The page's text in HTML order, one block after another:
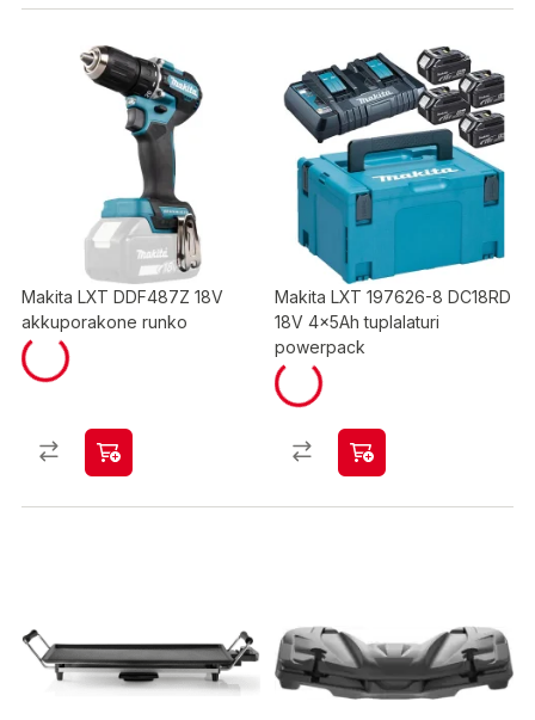
Makita LXT DDF487Z 18V
akkuporakone runko
Makita LXT 197626-8 DC18RD
18V 4x5Ah tuplalaturi
powerpack